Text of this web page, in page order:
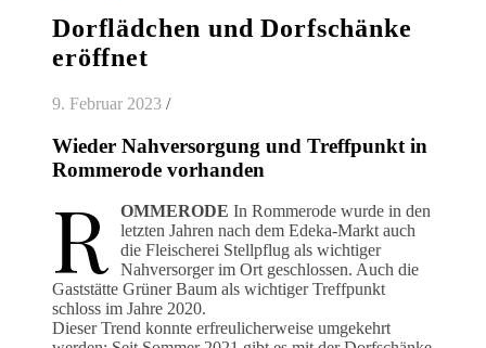
Dorflädchen und Dorfschänke
eröffnet
9. Februar 2023 /
Wieder Nahversorgung und Treffpunkt in
Rommerode vorhanden
R OMMERODE In Rommerode wurde in den
letzten Jahren nach dem Edeka-Markt auch
die Fleischerei Stellpflug als wichtiger
Nahversorger im Ort geschlossen. Auch die
Gaststätte Grüner Baum als wichtiger Treffpunkt
schloss im Jahre 2020.
Dieser Trend konnte erfreulicherweise umgekehrt